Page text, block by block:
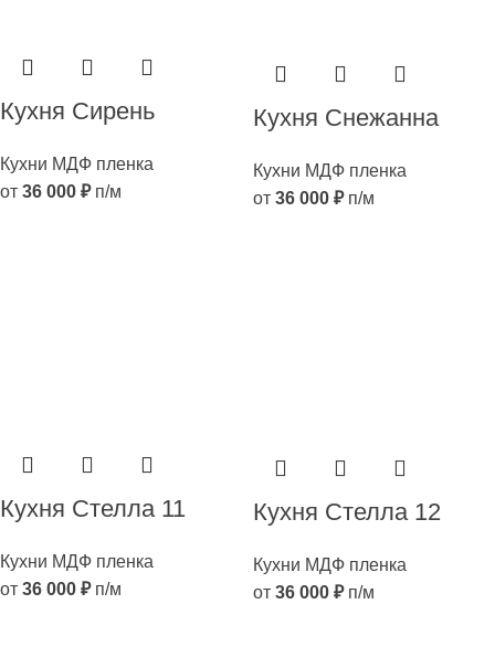
Кухня Сирень
Кухни МДФ пленка
от 36 000 ₽п/м
Кухня Снежанна
Кухни МДФ пленка
от 36 000 ₽п/м
Кухня Стелла 11
Кухни МДФ пленка
от 36 000 ₽п/м
Кухня Стелла 12
Кухни МДФ пленка
от 36 000 ₽п/м